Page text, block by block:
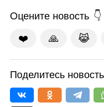
Оцените новость
❤️ 🙏 😹
Поделитесь